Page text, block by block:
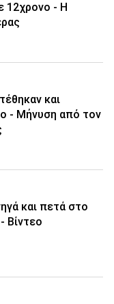
12χρονο - Η
και
- Μήνυση από τον
και πετά στο
Βίντεο